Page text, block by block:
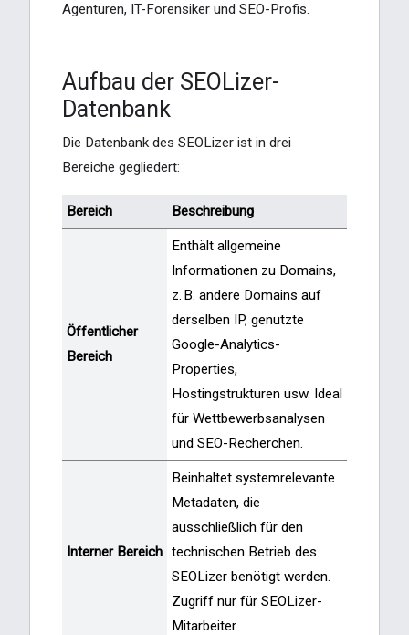
Agenturen, IT-Forensiker und SEO-Profis.
Aufbau der SEOLizer-
Datenbank
Die Datenbank des SEOLizer ist in drei
Bereiche gegliedert:
Bereich Beschreibung
Öffentlicher
Bereich
Enthält allgemeine
Informationen zu Domains,
z. B. andere Domains auf
derselben IP, genutzte
Google-Analytics-
Properties,
Hostingstrukturen usw. Ideal
für Wettbewerbsanalysen
und SEO-Recherchen.
Interner Bereich
Beinhaltet systemrelevante
Metadaten, die
ausschließlich für den
technischen Betrieb des
SEOLizer benötigt werden.
Zugriff nur für SEOLizer-
Mitarbeiter.